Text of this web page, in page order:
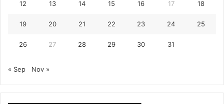
12 13 14 15 16 17 18
19 20 21 22 23 24 25
26 27 28 29 30 31
« Sep Nov »